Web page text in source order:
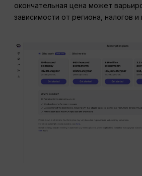
окончательная цена может
зависимости от региона, налогов